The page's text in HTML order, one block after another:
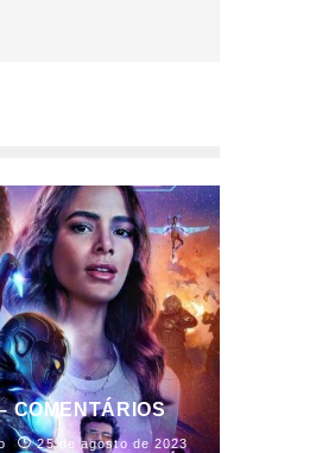
COMENTÁRIOS
25 de agosto de 2023